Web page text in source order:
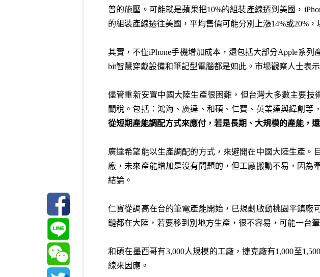
普的施壓。可能就是蘋果把10%的組裝產線遷到美國，
的組裝產線遷往美國，平均售價可能分別上漲14%或20%
其實，不僅iPhone手機增加成本，還包括大部分Apple系
bit智慧穿戴設備和筆記型電腦都是如此。市場觀察人士表
儘管重新安置中國大陸生產很困難，但台灣大多數主要
關稅。包括：鴻海、廣達、和碩、仁寶、英業達與緯創
從短期產能調配方式來應付，若是長期、大規模的產能，
廣達希望能以生產調配的方式，來避開在中國大陸生產
廠，未來產能增加是沒有問題的，但工廠搬動不易，因
結論。
仁寶從調高在台的筆電產能開始，已規劃啟動桃園平鎮廠
鏈都在大陸，若要移到別地方生產，很不容易，可能一台
和碩在墨西哥有3,000人規模的工廠，捷克廠有1,000至
線來因應。